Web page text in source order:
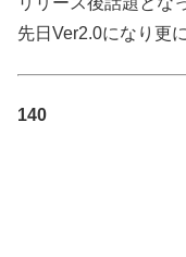
先日Ver2.0になり更
140